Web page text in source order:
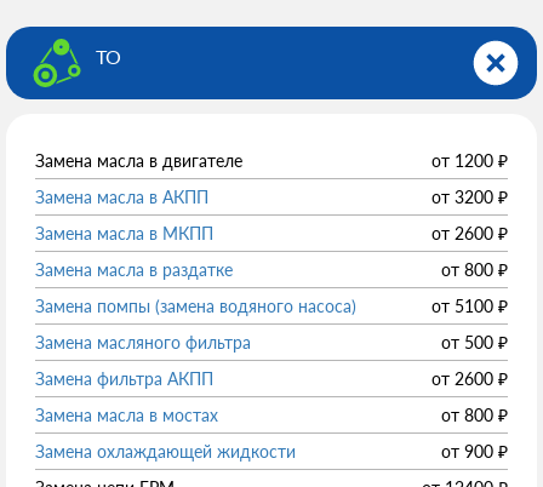
ТО
Замена масла в двигателе от 1200 ₽
Замена масла в АКПП
от 3200 ₽
Замена масла в МКПП
от 2600 ₽
Замена масла в раздатке
от 800 ₽
Замена помпы (замена водяного насоса)
от 5100 ₽
Замена масляного фильтра
от 500 ₽
Замена фильтра АКПП
от 2600 ₽
Замена масла в мостах
от 800 ₽
Замена охлаждающей жидкости
от 900 ₽